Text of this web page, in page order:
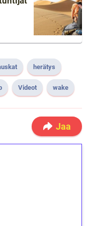
herätys
Videot wake
Jaa